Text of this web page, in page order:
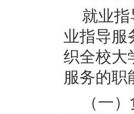
就业
业指导服
织全校大
服务的职
（一